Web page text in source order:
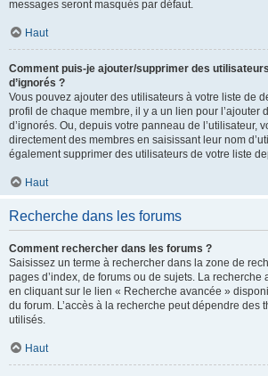
messages seront masqués par défaut.
Haut
Comment puis-je ajouter/supprimer des
d’ignorés ?
Vous pouvez ajouter des utilisateurs à votre liste de
profil de chaque membre, il y a un lien pour l’ajouter
d’ignorés. Ou, depuis votre panneau de l’utilisateur,
directement des membres en saisissant leur nom
également supprimer des utilisateurs de votre liste
Haut
Recherche dans les forums
Comment rechercher dans les forums ?
Saisissez un terme à rechercher dans la zone de
pages d’index, de forums ou de sujets. La recherche
en cliquant sur le lien « Recherche avancée »
du forum. L’accès à la recherche peut dépendre des
utilisés.
Haut